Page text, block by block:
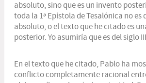
absoluto, sino que es un invento
toda la 1ª Epístola de Tesalónica no es
absoluto, o el texto que he citado es
posterior. Yo asumiría que es del siglo
En el texto que he citado, Pablo ha
conflicto completamente racional